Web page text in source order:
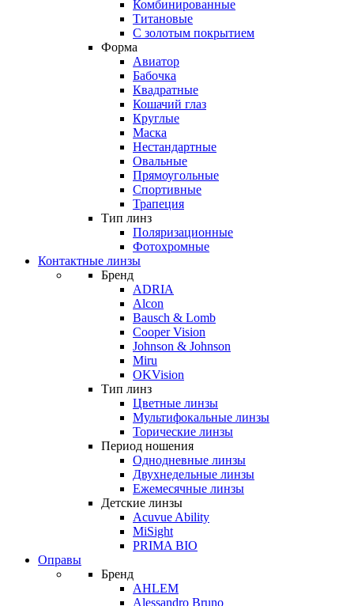
Комбинированные
Титановые
С золотым покрытием
Форма
Авиатор
Бабочка
Квадратные
Кошачий глаз
Круглые
Маска
Нестандартные
Овальные
Прямоугольные
Спортивные
Трапеция
Тип линз
Поляризационные
Фотохромные
Контактные линзы
Бренд
ADRIA
Alcon
Bausch & Lomb
Cooper Vision
Johnson & Johnson
Miru
OKVision
Тип линз
Цветные линзы
Мультифокальные линзы
Торические линзы
Период ношения
Однодневные линзы
Двухнедельные линзы
Ежемесячные линзы
Детские линзы
Acuvue Ability
MiSight
PRIMA BIO
Оправы
Бренд
AHLEM
Alessandro Bruno